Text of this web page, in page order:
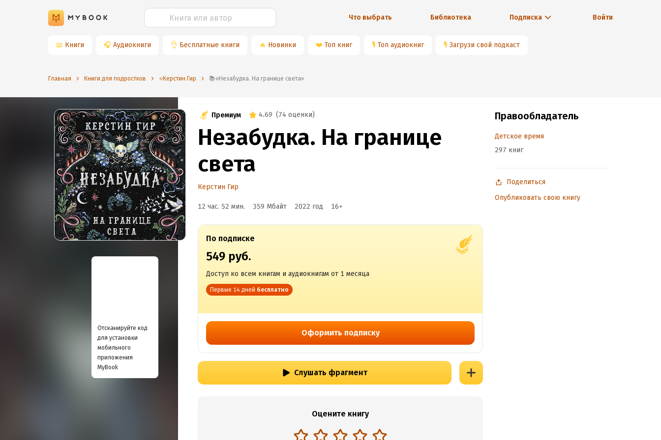
Что выбрать Библиотека Подписка Войти
📖 Книги 🎧 Аудиокниги 👌 Бесплатные книги 🔥 Новинки ❤️ Топ книг 🎙 Топ аудиокниг 🎙 Загрузи свой подкаст
Главная Книги для подростков ⭐️Керстин Гир 📚«Незабудка. На границе света»
Отсканируйте код
для установки
мобильного
приложения
MyBook
Премиум 4.69 (74 оценки)
Незабудка. На границе
света
Керстин Гир
12 час. 52 мин. 359 Мбайт 2022 год 16+
По подписке
549 руб.
Доступ ко всем книгам и аудиокнигам от 1 месяца
Первые 14 дней бесплатно
Оформить подписку
Слушать фрагмент
Оцените книгу
Правообладатель
Детское время
297 книг
Поделиться
Опубликовать свою книгу